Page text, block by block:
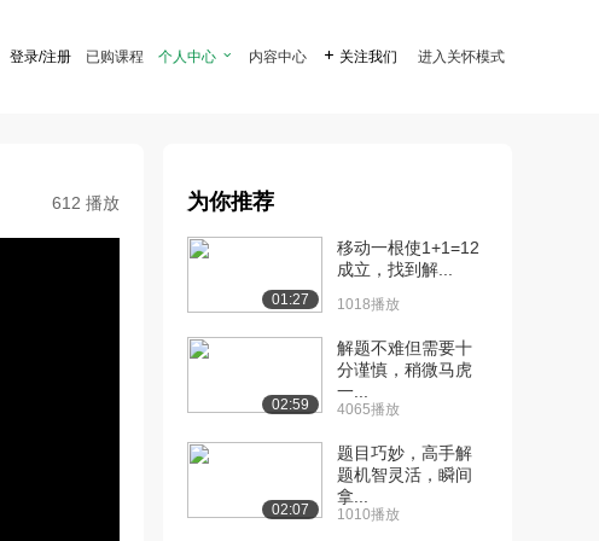
登录/注册 已购课程 个人中心  内容中心  关注我们 进入关怀模式
612 播放 为你推荐
01:27
移动一根使1+1=12
成立，找到解...
1018播放
02:59
解题不难但需要十
分谨慎，稍微马虎
一...
4065播放
02:07
题目巧妙，高手解
题机智灵活，瞬间
拿...
1010播放